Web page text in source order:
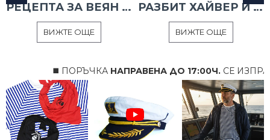
РЕЦЕПТА ЗА ВЕЯН ПАЛАМУД
ВИЖТЕ ОЩЕ
РАЗБИТ ХАЙВЕР И ТАРАМА
ВИЖТЕ ОЩЕ
◼️ ПОРЪЧКАНАПРАВЕНА ДО 17:00Ч.СЕ ИЗПРАЩА